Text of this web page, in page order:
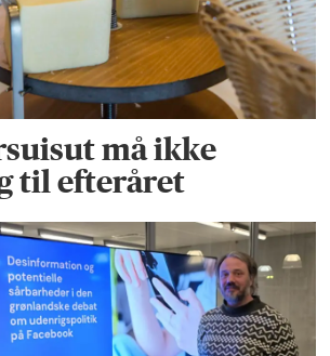
må ikke
til efteråret